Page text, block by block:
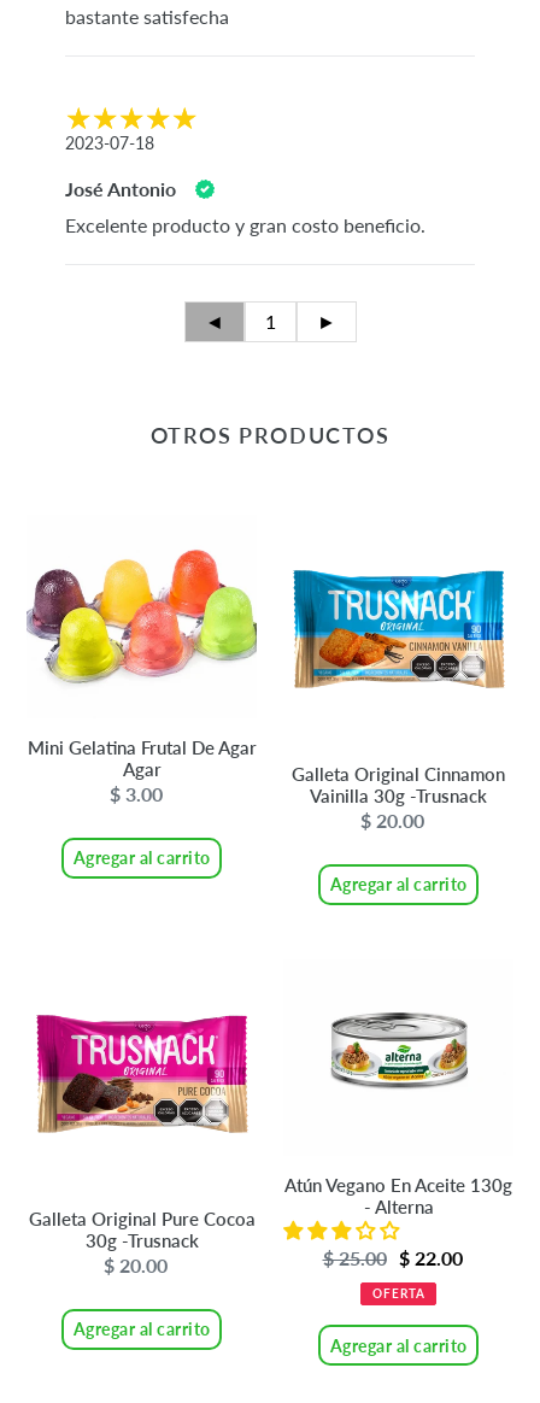
bastante satisfecha
2023-07-18
José Antonio
Excelente producto y gran costo beneficio.
◄ 1 ►
OTROS PRODUCTOS
Frutal
De
Agar
Agar
Mini Gelatina Frutal De Agar
Agar
Precio
$ 3.00
Agregar al carrito
Cinnamon
Vainilla
30g
Galleta Original Cinnamon
Vainilla 30g -Trusnack
Precio
$ 20.00
Agregar al carrito
Pure
Cocoa
30g
Galleta Original Pure Cocoa
30g -Trusnack
Precio
$ 20.00
Agregar al carrito
Aceite
Atún Vegano En Aceite 130g
- Alterna
PrecioPrecio
habitual
$ 25.00 $ 22.00
OFERTA
Agregar al carrito